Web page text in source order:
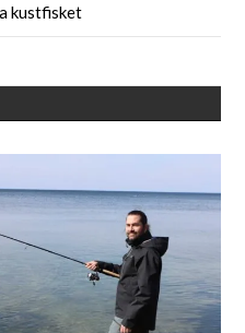
kustfisket